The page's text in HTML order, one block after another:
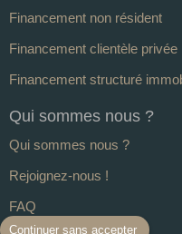
Financement non résident
Financement clientèle privée
Financement structuré
Qui sommes nous ?
Qui sommes nous ?
Rejoignez-nous !
FAQ
Continuer sans accepter